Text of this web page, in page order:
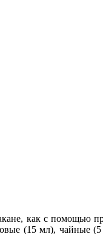
как с помощью
(15 мл), чайные